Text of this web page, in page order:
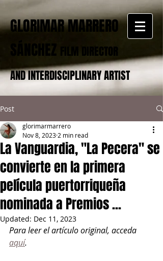
GLORIMAR MARRERO
SÁNCHEZ
FILM DIRECTOR
AND INTERDISCIPLINARY ARTIST
Post
La Vanguardia, "La Pecera" se
convierte en la primera
película puertorriqueña
nominada a Premios ...
glorimarmarrero
Nov 8, 2023 2 min read
Updated: Dec 11, 2023
Para leer el artículo original, acceda
aquí.